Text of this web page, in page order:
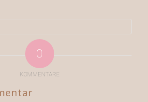
0
KOMMENTARE